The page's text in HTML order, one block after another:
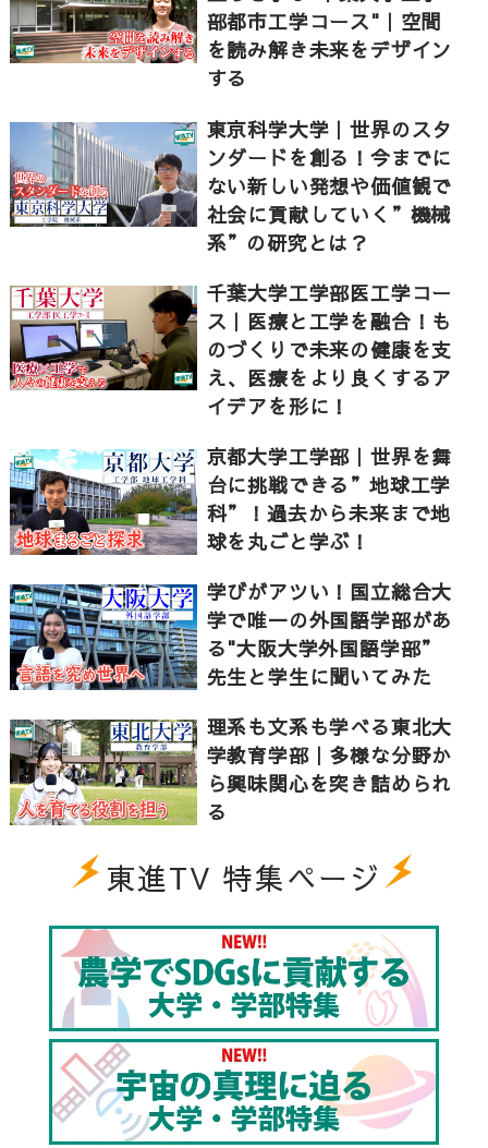
部都市工学コース"｜空間
を読み解き未来をデザイン
する
東京科学大学｜世界のスタ
ンダードを創る！今までに
ない新しい発想や価値観で
社会に貢献していく”機械
系”の研究とは？
千葉大学工学部医工学コー
ス｜医療と工学を融合！も
のづくりで未来の健康を支
え、医療をより良くするア
イデアを形に！
京都大学工学部｜世界を舞
台に挑戦できる”地球工学
科”！過去から未来まで地
球を丸ごと学ぶ！
学びがアツい！国立総合大
学で唯一の外国語学部があ
る"大阪大学外国語学部”
先生と学生に聞いてみた
理系も文系も学べる東北大
学教育学部｜多様な分野か
ら興味関心を突き詰められ
る
東進TV 特集ページ